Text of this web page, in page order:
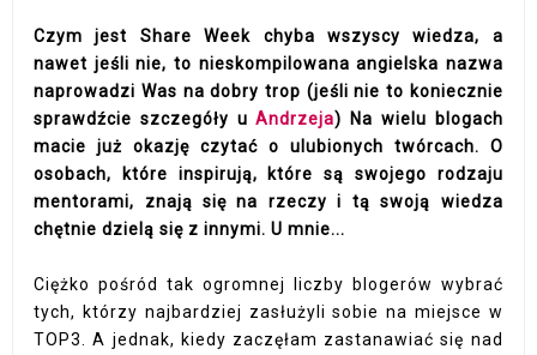
Czym jest Share Week chyba wszyscy wiedza, a
nawet jeśli nie, to nieskompilowana angielska nazwa
naprowadzi Was na dobry trop (jeśli nie to koniecznie
sprawdźcie szczegóły uAndrzeja) Na wielu blogach
macie już okazję czytać o ulubionych twórcach. O
osobach, które inspirują, które są swojego rodzaju
mentorami, znają się na rzeczy i tą swoją wiedza
chętnie dzielą się z innymi. U mnie...
Ciężko pośród tak ogromnej liczby blogerów wybrać
tych, którzy najbardziej zasłużyli sobie na miejsce w
TOP3. A jednak, kiedy zaczęłam zastanawiać się nad